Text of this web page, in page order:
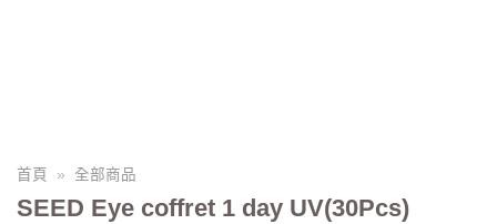
首頁 » 全部商品
SEED Eye coffret 1 day UV(30Pcs)